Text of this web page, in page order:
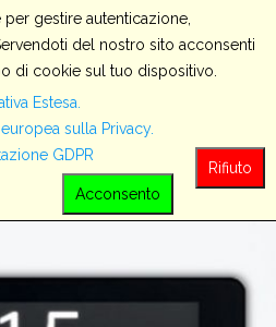
gestire autenticazione,
del nostro sito acconsenti
di cookie sul tuo dispositivo.
Estesa.
sulla Privacy.
GDPR
Rifiuto
Acconsento